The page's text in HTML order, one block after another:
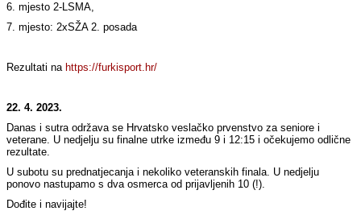
6. mjesto 2-LSMA,
7. mjesto: 2xSŽA 2. posada
Rezultati na https://furkisport.hr/
22. 4. 2023.
Danas i sutra održava se Hrvatsko veslačko prvenstvo za seniore i
veterane. U nedjelju su finalne utrke između 9 i 12:15 i očekujemo odlične
rezultate.
U subotu su prednatjecanja i nekoliko veteranskih finala. U nedjelju
ponovo nastupamo s dva osmerca od prijavljenih 10 (!).
Dođite i navijajte!